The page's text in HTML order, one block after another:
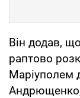
Він додав,
раптово
Маріуполем
Андрющенко,